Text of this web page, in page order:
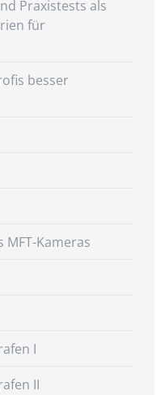
Praxistests als
für
besser
Kameras
I
II